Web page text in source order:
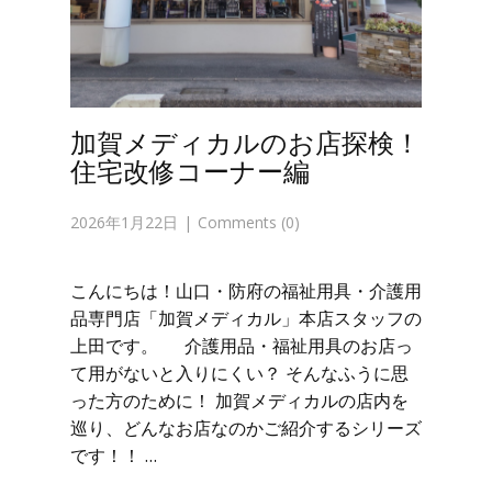
加賀メディカルのお店探検！
住宅改修コーナー編
2026年1月22日 Comments (0)
こんにちは！山口・防府の福祉用具・介護用
品専門店「加賀メディカル」本店スタッフの
上田です。 介護用品・福祉用具のお店っ
て用がないと入りにくい？ そんなふうに思
った方のために！ 加賀メディカルの店内を
巡り、どんなお店なのかご紹介するシリーズ
です！！ …